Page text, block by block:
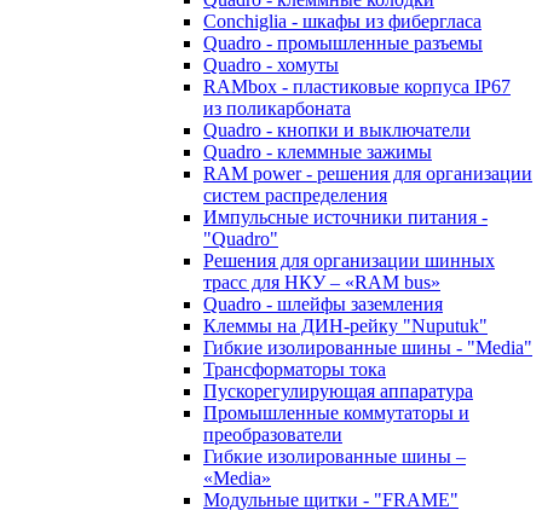
Conchiglia - шкафы из фибергласа
Quadro - промышленные разъемы
Quadro - хомуты
RAMbox - пластиковые корпуса IP67
из поликарбоната
Quadro - кнопки и выключатели
Quadro - клеммные зажимы
RAM power - решения для организации
систем распределения
Импульсные источники питания -
"Quadro"
Решения для организации шинных
трасс для НКУ – «RAM bus»
Quadro - шлейфы заземления
Клеммы на ДИН-рейку "Nuputuk"
Гибкие изолированные шины - "Media"
Трансформаторы тока
Пускорегулирующая аппаратура
Промышленные коммутаторы и
преобразователи
Гибкие изолированные шины –
«Media»
Модульные щитки - "FRAME"